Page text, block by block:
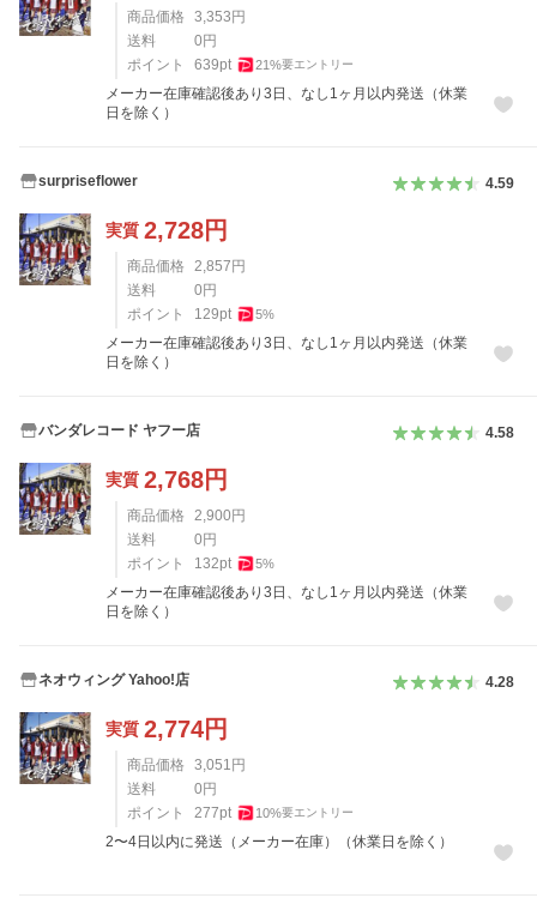
商品価格 3,353 円
送料
0 円
ポイント
639pt 21%要エントリー
メーカー在庫確認後あり3日、なし1ヶ月以内発送（休業
日を除く）
surpriseflower 4.59
実質 2,728円
商品価格 2,857 円
送料
0 円
ポイント
129pt 5%
メーカー在庫確認後あり3日、なし1ヶ月以内発送（休業
日を除く）
バンダレコード ヤフー店 4.58
実質 2,768円
商品価格 2,900 円
送料
0 円
ポイント
132pt 5%
メーカー在庫確認後あり3日、なし1ヶ月以内発送（休業
日を除く）
ネオウィング Yahoo!店 4.28
実質 2,774円
商品価格 3,051 円
送料
0 円
ポイント
277pt 10%要エントリー
2〜4日以内に発送（メーカー在庫）（休業日を除く）